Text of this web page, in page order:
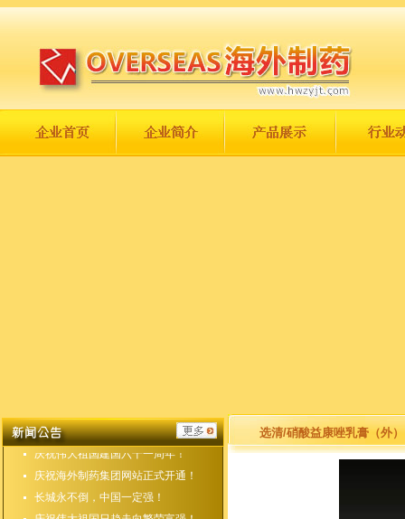
庆祝集团公司成立二十二周年！
庆祝伟大祖国建国六十一周年！
庆祝海外制药集团网站正式开通！
长城永不倒，中国一定强！
选清/硝酸益康唑乳膏（外